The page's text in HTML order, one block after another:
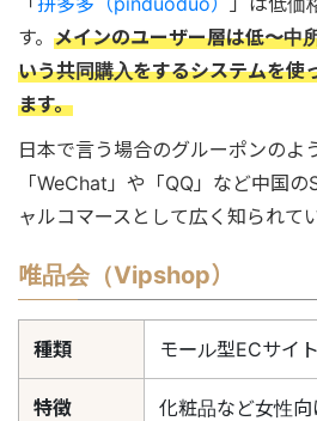
す。 メインのユーザー層は低〜中
いう共同購入をするシステムを使
ます。
日本で言う場合のグルーポンのよ
「WeChat」や「QQ」など中国
ャルコマースとして広く知られてい
唯品会（Vipshop）
種類 モール型ECサイト
特徴 化粧品など女性